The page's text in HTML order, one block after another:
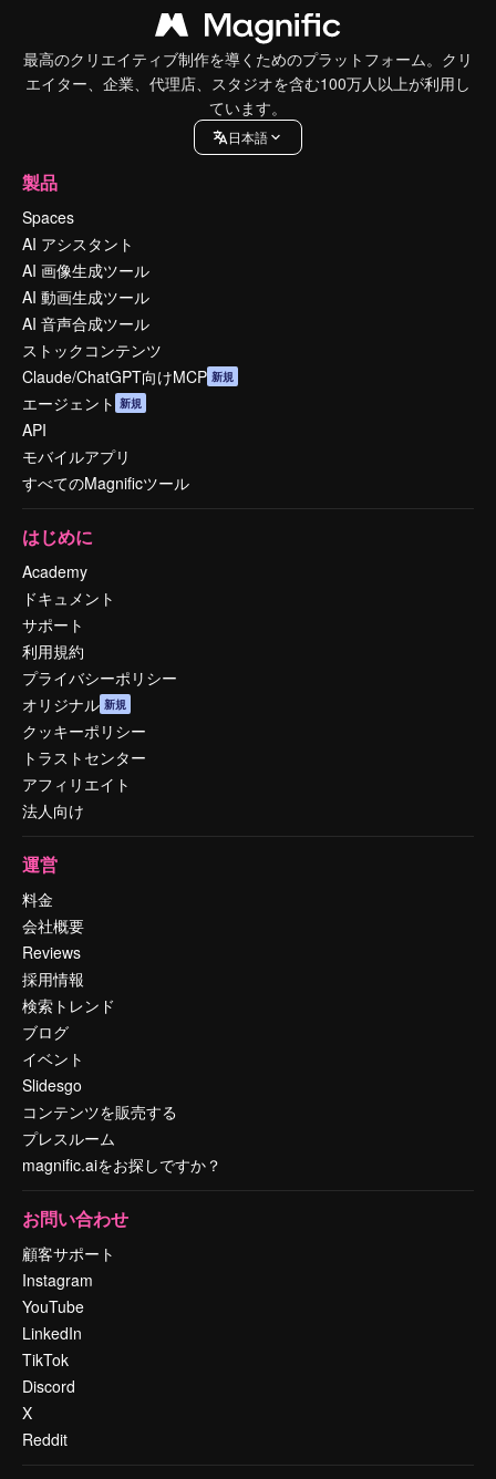
最高のクリエイティブ制作を導くためのプラットフォーム。クリ
エイター、企業、代理店、スタジオを含む100万人以上が利用し
ています。
日本語
製品
Spaces
AI アシスタント
AI 画像生成ツール
AI 動画生成ツール
AI 音声合成ツール
ストックコンテンツ
Claude/ChatGPT向けMCP 新規
エージェント 新規
API
モバイルアプリ
すべてのMagnificツール
はじめに
Academy
ドキュメント
サポート
利用規約
プライバシーポリシー
オリジナル 新規
クッキーポリシー
トラストセンター
アフィリエイト
法人向け
運営
料金
会社概要
Reviews
採用情報
検索トレンド
ブログ
イベント
Slidesgo
コンテンツを販売する
プレスルーム
magnific.aiをお探しですか？
お問い合わせ
顧客サポート
Instagram
YouTube
LinkedIn
TikTok
Discord
X
Reddit